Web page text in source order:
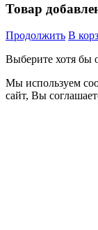
Товар
Продолжить В
Выберите хотя бы
Мы используем
сайт, Вы